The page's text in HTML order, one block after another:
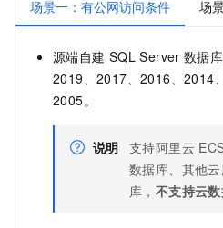
场景一：有公网访问条件 场
源端自建 SQL Server 数据
2019、2017、2016、2014
2005。
说明 支持阿里云
数据库、其他
库， 不支持云